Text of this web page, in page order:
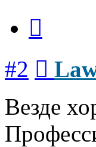
#2
Везде